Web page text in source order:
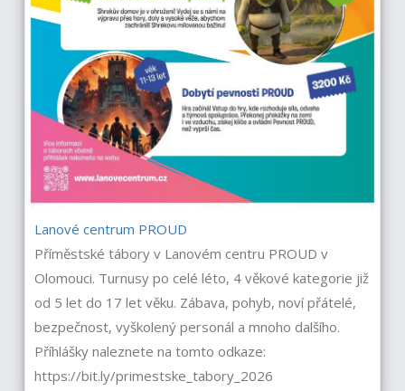
Lanové centrum PROUD
Příměstské tábory v Lanovém centru PROUD v
Olomouci. Turnusy po celé léto, 4 věkové kategorie již
od 5 let do 17 let věku. Zábava, pohyb, noví přátelé,
bezpečnost, vyškolený personál a mnoho dalšího.
Příhlášky naleznete na tomto odkaze:
https://bit.ly/primestske_tabory_2026